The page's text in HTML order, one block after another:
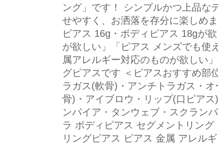
ング」です！ シンプルかつ上品な
せやすく、お洒落を存分に楽しめ
ピアス 16g・ボディピアス 18gが
が欲しい」「ピアス メンズでも使
属アレルギー対応のものが欲し
グピアスです ＜ピアスおすすめ部
ラガス(軟骨)・アンチトラガス・
骨)・アイブロウ・リップ(口ピア
ンパイア・タンウェブ・スクラン
ラ ボディピアス セグメントリン
リングピアス ピアス 金属 アレル